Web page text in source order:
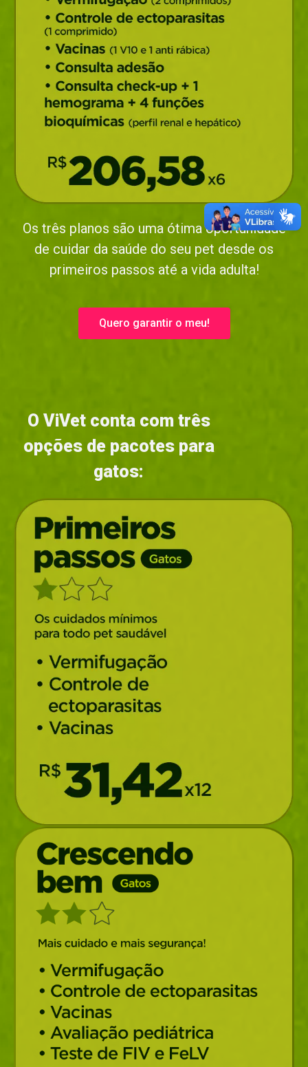
Os três planos são uma ótima oportunidade
de cuidar da saúde do seu pet desde os
primeiros passos até a vida adulta!
Quero garantir o meu!
O ViVet conta com três
opções de pacotes para
gatos: